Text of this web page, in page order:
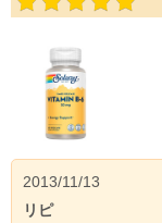
2013/11/13
リピ